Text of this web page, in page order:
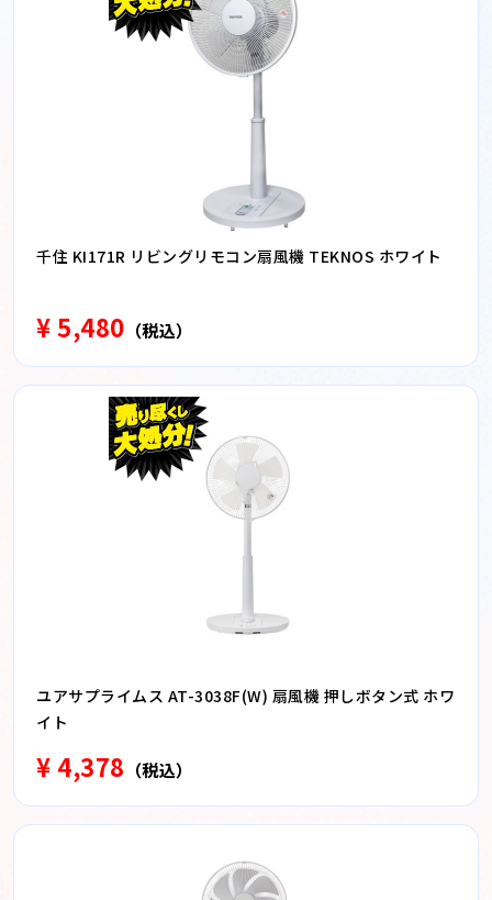
千住 KI171R リビングリモコン扇風機 TEKNOS ホワイト
¥ 5,480 （税込）
ユアサプライムス AT-3038F(W) 扇風機 押しボタン式 ホワ
イト
¥ 4,378 （税込）